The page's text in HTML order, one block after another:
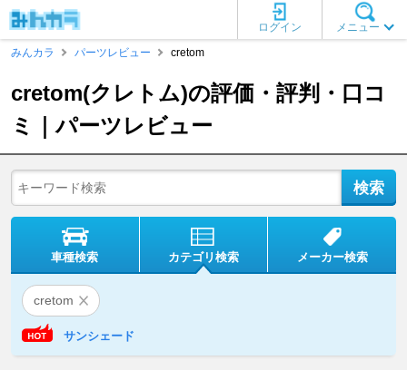
メニュー
ログイン
みんカラ
パーツレビュー cretom
cretom(クレトム)の評価・評判・口コ
ミ｜パーツレビュー
車種検索 カテゴリ検索 メーカー検索
cretom
サンシェード